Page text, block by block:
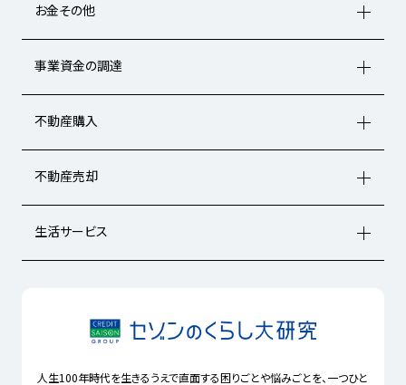
お金その他
事業資金の調達
不動産購入
不動産売却
生活サービス
人生100年時代を生きるうえで直面する困りごとや悩みごとを、一つひと